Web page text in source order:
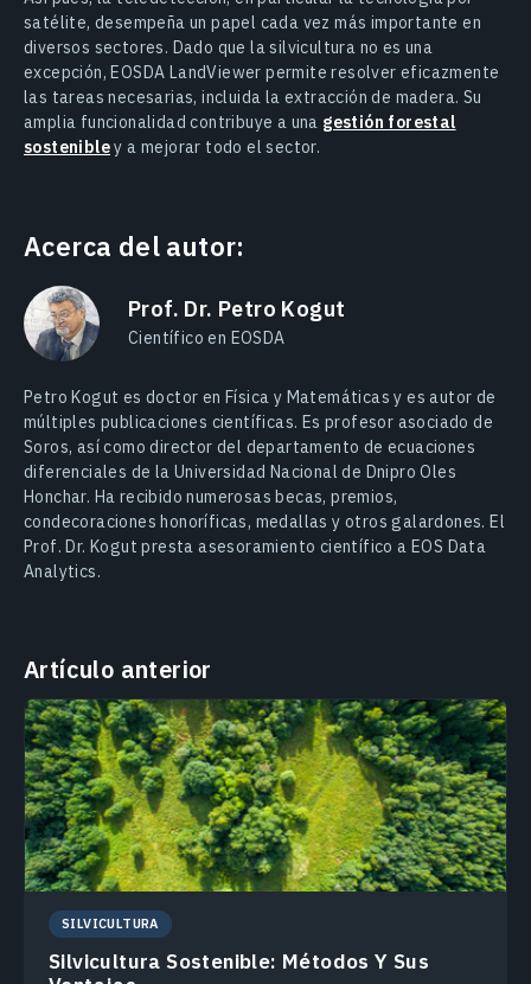
satélite, desempeña un papel cada vez más importante en
diversos sectores. Dado que la silvicultura no es una
excepción, EOSDA LandViewer permite resolver eficazmente
las tareas necesarias, incluida la extracción de madera. Su
amplia funcionalidad contribuye a una gestión forestal
sostenibley a mejorar todo el sector.
Acerca del autor:
Prof. Dr. Petro Kogut
Científico en EOSDA
Petro Kogut es doctor en Física y Matemáticas y es autor de
múltiples publicaciones científicas. Es profesor asociado de
Soros, así como director del departamento de ecuaciones
diferenciales de la Universidad Nacional de Dnipro Oles
Honchar. Ha recibido numerosas becas, premios,
condecoraciones honoríficas, medallas y otros galardones. El
Prof. Dr. Kogut presta asesoramiento científico a EOS Data
Analytics.
Artículo anterior
SILVICULTURA
Silvicultura Sostenible: Métodos Y Sus